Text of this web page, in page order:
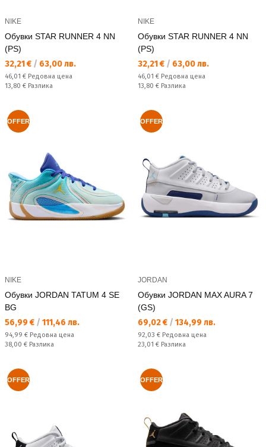
NIKE
Обувки STAR RUNNER 4 NN
(PS)
Текуща цена:
32,21 € / 63,00 лв.
Редовна цена:
46,01 € Редовна цена
Спестявате:
13,80 € Разлика
NIKE
Обувки STAR RUNNER 4 NN
(PS)
Текуща цена:
32,21 € / 63,00 лв.
Редовна цена:
46,01 € Редовна цена
Спестявате:
13,80 € Разлика
OFFER
NIKE
Обувки JORDAN TATUM 4 SE
BG
Текуща цена:
56,99 € / 111,46 лв.
Редовна цена:
94,99 € Редовна цена
Спестявате:
38,00 € Разлика
OFFER
JORDAN
Обувки JORDAN MAX AURA 7
(GS)
Текуща цена:
69,02 € / 134,99 лв.
Редовна цена:
92,03 € Редовна цена
Спестявате:
23,01 € Разлика
OFFER OFFER